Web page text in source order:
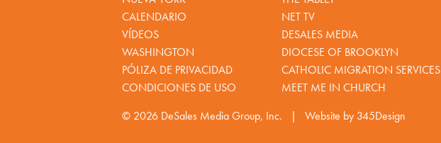
CALENDARIO
VÍDEOS
WASHINGTON
PÓLIZA DE PRIVACIDAD
CONDICIONES DE USO
NET TV
DESALES MEDIA
DIOCESE OF BROOKLYN
CATHOLIC MIGRATION SERVICES
MEET ME IN CHURCH
© 2026 DeSales Media Group, Inc. | Website by 345Design